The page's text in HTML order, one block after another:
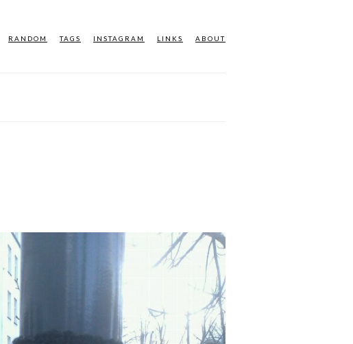
RANDOM TAGS INSTAGRAM LINKS ABOUT